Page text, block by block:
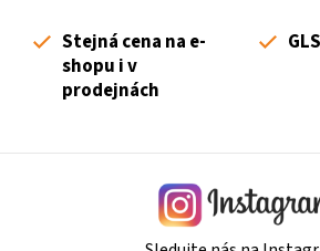
Stejná cena na e-
shopu i v
prodejnách
GLS